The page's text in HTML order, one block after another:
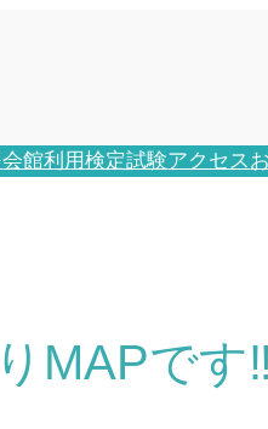
会館利用検定試験アクセス
MAPです‼